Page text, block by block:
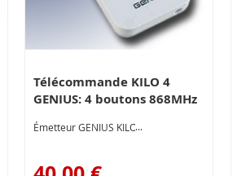
Télécommande KILO 4
GENIUS: 4 boutons 868MHz
Émetteur GENIUS KILO4